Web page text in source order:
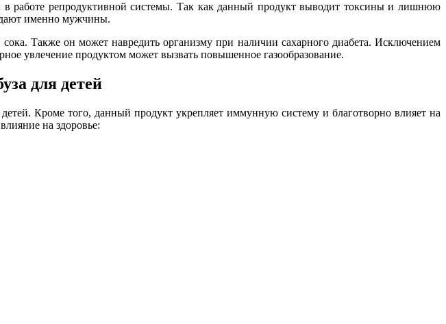
в работе репродуктивной системы. Так как данный продукт выводит токсины и лишнюю
именно мужчины.
Также он может навредить организму при наличии сахарного диабета. Исключением
увлечение продуктом может вызвать повышенное газообразование.
для детей
Кроме того, данный продукт укрепляет иммунную систему и благотворно влияет на
на здоровье: